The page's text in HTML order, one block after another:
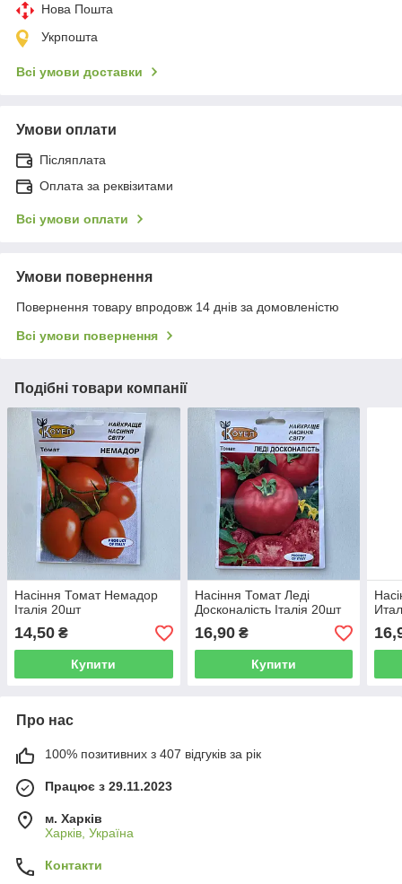
Нова Пошта
Укрпошта
Всі умови доставки
Умови оплати
Післяплата
Оплата за реквізитами
Всі умови оплати
Умови повернення
Повернення товару впродовж 14 днів за домовленістю
Всі умови повернення
Подібні товари компанії
Насіння Томат Немадор
Італія 20шт
14,50 ₴
Купити
Насіння Томат Леді
Досконалість Італія 20шт
16,90₴
Купити
Про нас
100% позитивних з 407 відгуків за рік
Працює з 29.11.2023
м. Харків
Харків, Україна
Контакти